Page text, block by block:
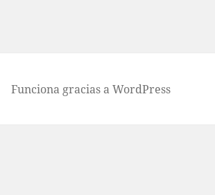
Funciona gracias a WordPress